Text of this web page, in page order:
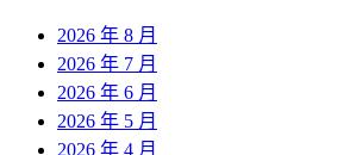
2026 年 8 月
2026 年 7 月
2026 年 6 月
2026 年 5 月
2026 年 4 月